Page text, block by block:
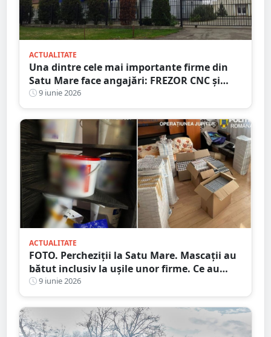
ACTUALITATE
Una dintre cele mai importante firme din
Satu Mare face angajări: FREZOR CNC și
RECTIFICATOR. Salarii atractive, premii și
masă caldă
9 iunie 2026
ACTUALITATE
FOTO. Percheziții la Satu Mare. Mascații au
bătut inclusiv la ușile unor firme. Ce au
descoperit polițiștii
9 iunie 2026